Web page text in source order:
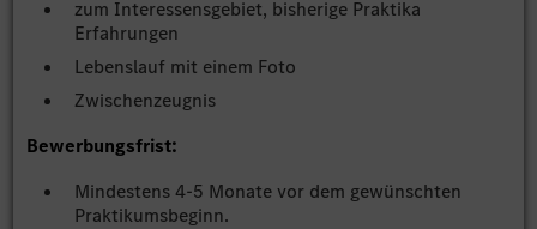
zum Interessensgebiet, bisherige Praktika
Erfahrungen
Lebenslauf mit einem Foto
Zwischenzeugnis
Bewerbungsfrist:
Mindestens 4-5 Monate vor dem gewünschten
Praktikumsbeginn.